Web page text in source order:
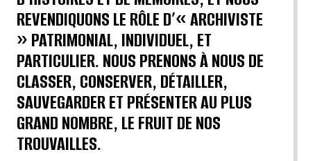
REVENDIQUONS LE RÔLE D’« ARCHIVISTE
» PATRIMONIAL, INDIVIDUEL, ET
PARTICULIER. NOUS PRENONS À NOUS DE
CLASSER, CONSERVER, DÉTAILLER,
SAUVEGARDER ET PRÉSENTER AU PLUS
GRAND NOMBRE, LE FRUIT DE NOS
TROUVAILLES.